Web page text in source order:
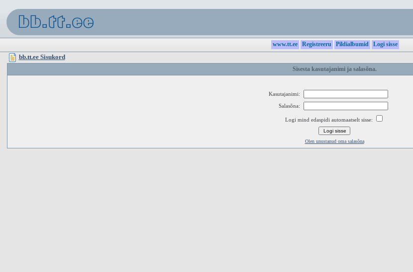
www.tt.ee Registreeru Pildialbumid Logi sisse
bb.tt.ee Sisukord
Sisesta kasutajanimi ja salasõna.
Kasutajanimi:
Salasõna:
Logi mind edaspidi automaatselt sisse:
Olen unustanud oma salasõna